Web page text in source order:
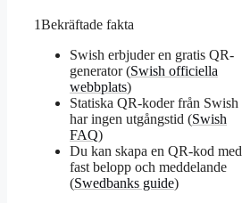
1Bekräftade fakta
Swish erbjuder en gratis QR-
generator (Swish officiella
webbplats)
Statiska QR-koder från Swish
har ingen utgångstid (Swish
FAQ)
Du kan skapa en QR-kod med
fast belopp och meddelande
(Swedbanks guide)